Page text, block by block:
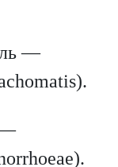
—
—